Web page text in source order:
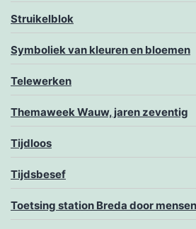
Struikelblok
Symboliek van kleuren en bloemen
Telewerken
Themaweek Wauw, jaren zeventig
Tijdloos
Tijdsbesef
Toetsing station Breda door